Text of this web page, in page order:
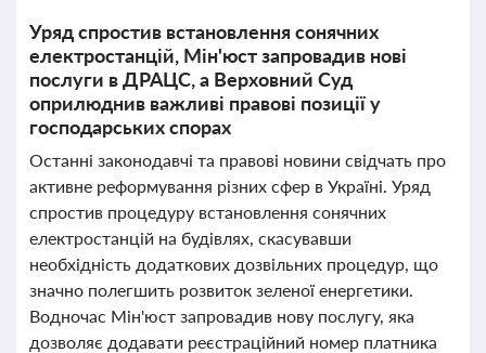
Уряд спростив встановлення сонячних
електростанцій, Мін'юст запровадив нові
послуги в ДРАЦС, а Верховний Суд
оприлюднив важливі правові позиції у
господарських спорах
Останні законодавчі та правові новини свідчать про
активне реформування різних сфер в Україні. Уряд
спростив процедуру встановлення сонячних
електростанцій на будівлях, скасувавши
необхідність додаткових дозвільних процедур, що
значно полегшить розвиток зеленої енергетики.
Водночас Мін'юст запровадив нову послугу, яка
дозволяє додавати реєстраційний номер платника